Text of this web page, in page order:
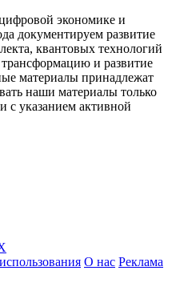
экономике и
документируем развитие
квантовых технологий
и развитие
материалы принадлежат
наши материалы только
с указанием активной
О нас Реклама